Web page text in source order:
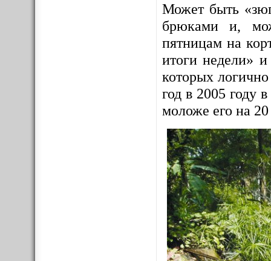
Может быть
брюками и,
пятницам на
итоги недели»
которых
год в 2005 году
моложе его на 20